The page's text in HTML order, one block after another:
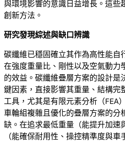
與環境影響的意識日益增長。這些
創新方法。
研究發現綜述與缺口辨識
碳纖維已穩固確立其作為高性能自
在強度重量比、剛性以及空氣動力
的效益。碳纖維疊層方案的設計是
鍵因素，直接影響其重量、結構完
工具，尤其是有限元素分析（FEA
車輪組複雜且優化的疊層方案的分
缺。在追求最低重量（能提升加速
（能確保耐用性、操控精準度與